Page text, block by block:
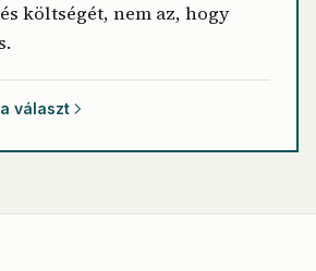
költségét, nem az, hogy
választ